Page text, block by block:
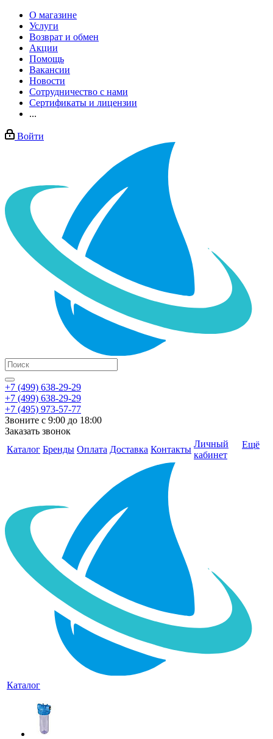
О магазине
Услуги
Возврат и обмен
Акции
Помощь
Вакансии
Новости
Сотрудничество с нами
Сертификаты и лицензии
...
Войти
+7 (499) 638-29-29
+7 (499) 638-29-29
+7 (495) 973-57-77
Звоните с 9:00 до 18:00
Заказать звонок
Каталог Бренды Оплата Доставка Контакты
Личный
кабинет
Ещё
Каталог